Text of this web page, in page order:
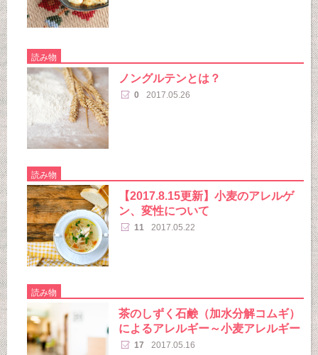
読み物
ノングルテンとは？
0 2017.05.26
読み物
【2017.8.15更新】小麦のアレルゲ
ン、変性について
11 2017.05.22
読み物
茶のしずく石鹸（加水分解コムギ）
によるアレルギー～小麦アレルギー
17 2017.05.16